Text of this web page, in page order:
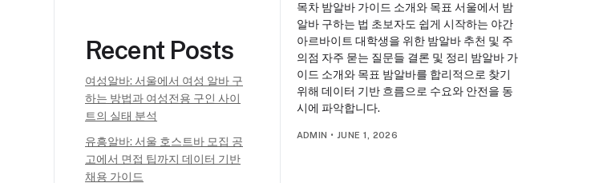
Recent Posts
여성알바: 서울에서 여성 알바 구
하는 방법과 여성전용 구인 사이
트의 실태 분석
유흥알바: 서울 호스트바 모집 공
고에서 면접 팁까지 데이터 기반
채용 가이드
목차 밤알바 가이드 소개와 목표 서울에서 밤
알바 구하는 법 초보자도 쉽게 시작하는 야간
아르바이트 대학생을 위한 밤알바 추천 및 주
의점 자주 묻는 질문들 결론 및 정리 밤알바 가
이드 소개와 목표 밤알바를 합리적으로 찾기
위해 데이터 기반 흐름으로 수요와 안전을 동
시에 파악합니다.
ADMIN • JUNE 1, 2026